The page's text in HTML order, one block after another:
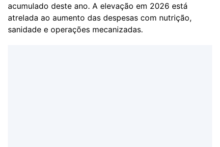
acumulado deste ano. A elevação em 2026 está
atrelada ao aumento das despesas com nutrição,
sanidade e operações mecanizadas.